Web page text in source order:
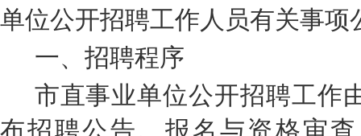
单位公开招聘工作人员有关事项
一、 招聘程序
市直事业单位公开招聘工作
布招聘公告、报名与资格审